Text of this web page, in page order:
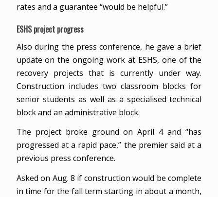
rates and a guarantee “would be helpful.”
ESHS project progress
Also during the press conference, he gave a brief
update on the ongoing work at ESHS, one of the
recovery projects that is currently under way.
Construction includes two classroom blocks for
senior students as well as a specialised technical
block and an administrative block.
The project broke ground on April 4 and “has
progressed at a rapid pace,” the premier said at a
previous press conference.
Asked on Aug. 8 if construction would be complete
in time for the fall term starting in about a month,